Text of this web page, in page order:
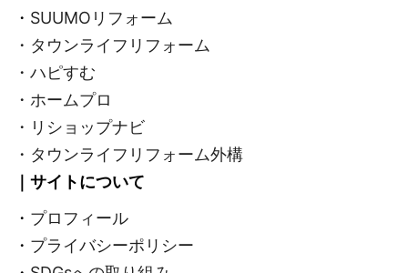
・ SUUMOリフォーム
・タウンライフリフォーム
・ハピすむ
・ホームプロ
・リショップナビ
・タウンライフリフォーム外構
｜サイトについて
・ プロフィール
・ プライバシーポリシー